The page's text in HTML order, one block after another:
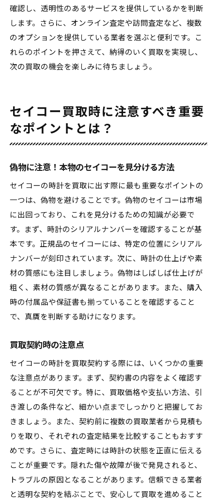
確認し、透明性のあるサービスを提供しているかを判断
します。さらに、オンライン査定や訪問査定など、複数
のオプションを提供している業者を選ぶと便利です。こ
れらのポイントを押さえて、納得のいく買取を実現し、
次の買取の機会を楽しみに待ちましょう。
セイコー買取時に注意すべき重要
なポイントとは？
偽物に注意！本物のセイコーを見分ける方法
セイコーの時計を買取に出す際に最も重要なポイントの
一つは、偽物を避けることです。偽物のセイコーは市場
に出回っており、これを見分けるための知識が必要で
す。まず、時計のシリアルナンバーを確認することが基
本です。正規品のセイコーには、特定の位置にシリアル
ナンバーが刻印されています。次に、時計の仕上げや素
材の質感にも注目しましょう。偽物はしばしば仕上げが
粗く、素材の質感が異なることがあります。また、購入
時の付属品や保証書も揃っていることを確認すること
で、真贋を判断する助けになります。
買取契約時の注意点
セイコーの時計を買取契約する際には、いくつかの重要
な注意点があります。まず、契約書の内容をよく確認す
ることが不可欠です。特に、買取価格や支払い方法、引
き渡しの条件など、細かい点までしっかりと把握してお
きましょう。また、契約前に複数の買取業者から見積も
りを取り、それぞれの査定結果を比較することもおすす
めです。さらに、査定時には時計の状態を正直に伝える
ことが重要です。隠れた傷や故障が後で発見されると、
トラブルの原因となることがあります。信頼できる業者
と透明な契約を結ぶことで、安心して買取を進めること